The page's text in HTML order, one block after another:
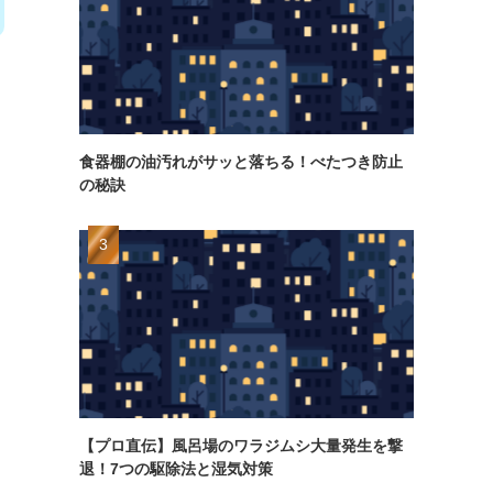
食器棚の油汚れがサッと落ちる！べたつき防止
の秘訣
【プロ直伝】風呂場のワラジムシ大量発生を撃
退！7つの駆除法と湿気対策